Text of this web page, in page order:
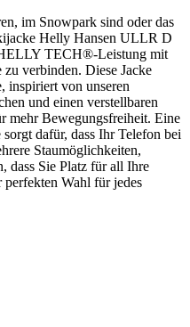
im Snowpark sind oder das
Helly Hansen ULLR D
TECH®-Leistung mit
verbinden. Diese Jacke
inspiriert von unseren
und einen verstellbaren
mehr Bewegungsfreiheit. Eine
dafür, dass Ihr Telefon bei
Staumöglichkeiten,
dass Sie Platz für all Ihre
perfekten Wahl für jedes